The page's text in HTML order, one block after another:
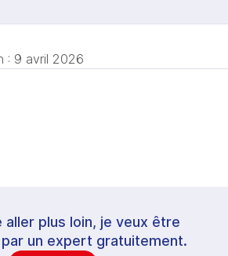
: 9 avril 2026
aller plus loin, je veux être
un expert gratuitement.